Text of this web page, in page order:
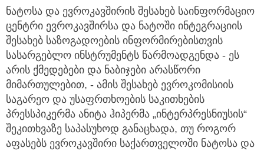
ნატოსა და ევროკავშირის შესახებ საინფორმაციო
ცენტრი ევროკავშირსა და ნატოში ინტეგრაციის
შესახებ საზოგადოების ინფორმირებისთვის
სასარგებლო ინსტრუმენტს წარმოადგენდა - ეს
არის ქმედებები და ნაბიჯები არასწორი
მიმართულებით, - ამის შესახებ ევროკომისიის
საგარეო და უსაფრთხოების საკითხების
პრესსპიკერმა ანიტა ჰიპერმა „ინტერპრესნიუსის“
შეკითხვაზე საპასუხოდ განაცხადა, თუ როგორ
აფასებს ევროკავშირი საქართველოში ნატოსა და